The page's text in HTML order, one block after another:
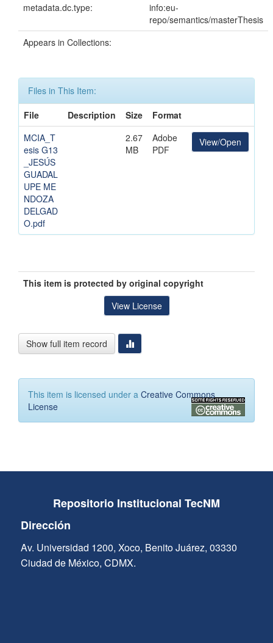
metadata.dc.type:
info:eu-
repo/semantics/masterThesis
Appears in Collections:
Files in This Item:
File
Description Size
Format
MCIA_T
esis G13
_JESÚS
GUADAL
UPE ME
NDOZA
DELGAD
O.pdf
2.67
MB
Adobe
PDF
View/Open
This item is protected by original copyright
View License
Show full item record
This item is licensed under a Creative Commons
License
Repositorio Institucional TecNM
Dirección
Av. Universidad 1200, Xoco, Benito Juárez, 03330
Ciudad de México, CDMX.